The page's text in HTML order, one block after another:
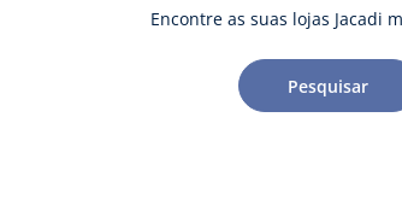
Encontre as suas lojas Jacadi
Pesquisar